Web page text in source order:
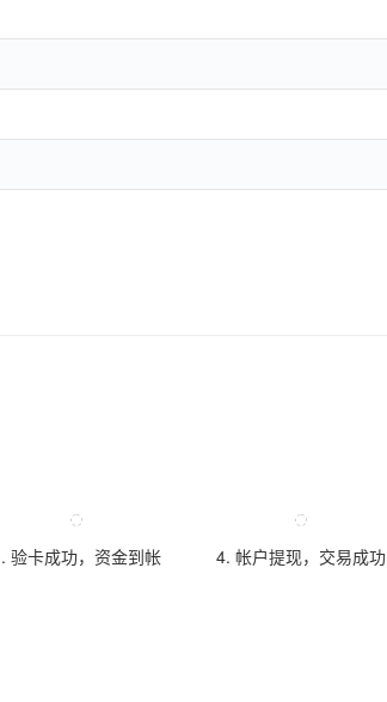
验卡成功，资金到帐 4. 帐户提现，交易成功